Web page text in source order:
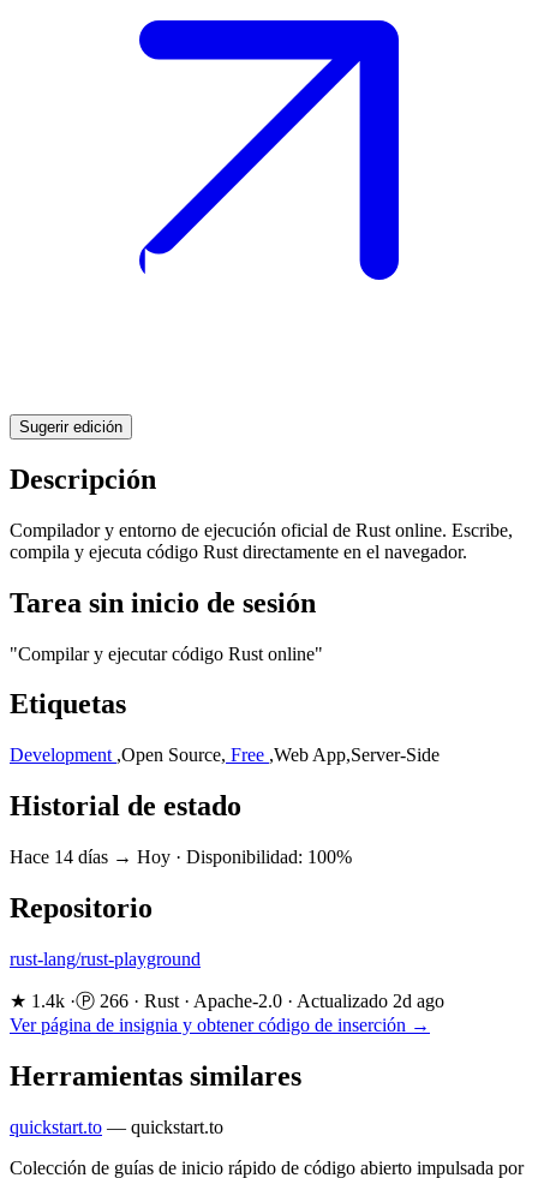
Sugerir edición
Descripción
Compilador y entorno de ejecución oficial de Rust online. Escribe,
compila y ejecuta código Rust directamente en el navegador.
Tarea sin inicio de sesión
"Compilar y ejecutar código Rust online"
Etiquetas
Development ,Open Source, Free ,Web App,Server-Side
Historial de estado
Hace 14 días → Hoy · Disponibilidad: 100%
Repositorio
rust-lang/rust-playground
★ 1.4k ·Ⓟ 266 · Rust · Apache-2.0 · Actualizado 2d ago
Ver página de insignia y obtener código de inserción →
Herramientas similares
quickstart.to — quickstart.to
Colección de guías de inicio rápido de código abierto impulsada por